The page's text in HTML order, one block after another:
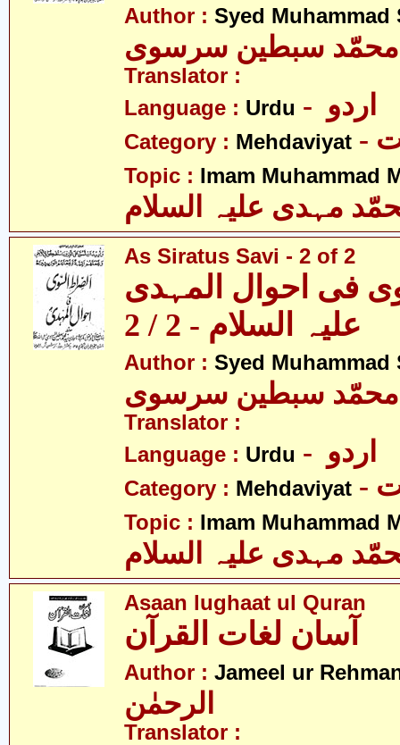
Author : Syed
سبطین سرسوی
Translator :
Language : Urdu
Category : Mehdaviyat
Topic : Imam Muhammad
مہدی علیہ السلام
As Siratus Savi - 2 of 2
فی احوال المہدی
علیہ السلام - 2 / 2
Author : Syed
سبطین سرسوی
Translator :
Language : Urdu
Category : Mehdaviyat
Topic : Imam Muhammad
مہدی علیہ السلام
Asaan lughaat ul Quran
آسان لغات القرآن
Author : Jameel ur
الرحمٰن
Translator :